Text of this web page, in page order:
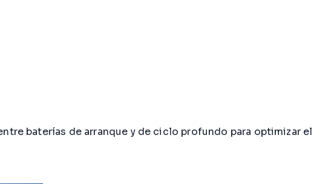
baterías de arranque y de ciclo profundo para optimizar el